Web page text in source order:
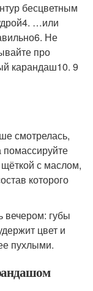
бесцветным
…или
Не
про
карандаш10. 9
смотрелась,
помассируйте
с маслом,
которого
вечером: губы
цвет и
пухлыми.